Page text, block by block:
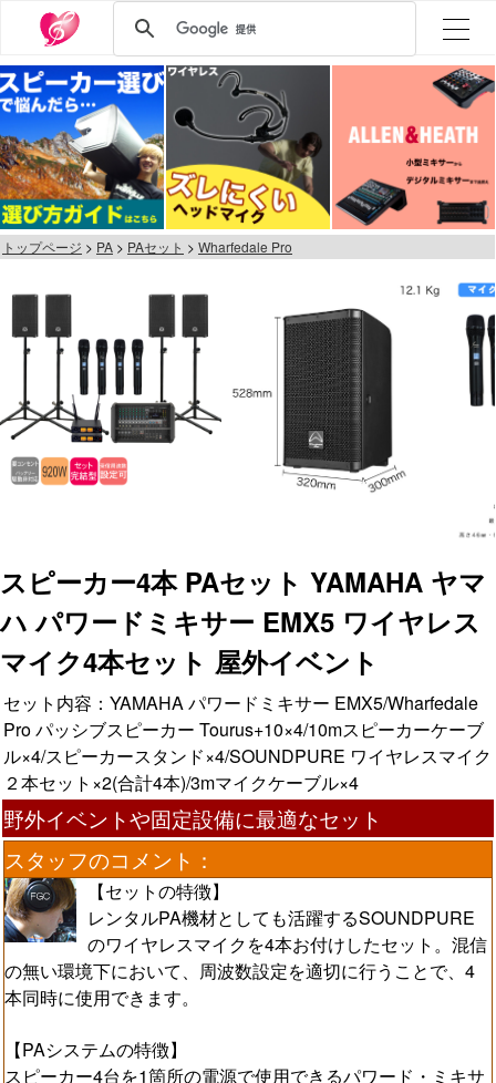
トップページ PA PAセット Wharfedale Pro
スピーカー4本 PAセット YAMAHA ヤマ
ハ パワードミキサー EMX5 ワイヤレス
マイク4本セット 屋外イベント
セット内容：YAMAHA パワードミキサー EMX5/Wharfedale
Pro パッシブスピーカー Tourus+10×4/10mスピーカーケーブ
ル×4/スピーカースタンド×4/SOUNDPURE ワイヤレスマイク
２本セット×2(合計4本)/3mマイクケーブル×4
野外イベントや固定設備に最適なセット
スタッフのコメント：
【セットの特徴】
レンタルPA機材としても活躍するSOUNDPURE
のワイヤレスマイクを4本お付けしたセット。混信
の無い環境下において、周波数設定を適切に行うことで、4
本同時に使用できます。
【PAシステムの特徴】
スピーカー4台を1箇所の電源で使用できるパワード・ミキサ